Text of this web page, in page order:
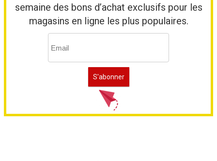
semaine des bons d’achat exclusifs pour les
magasins en ligne les plus populaires.